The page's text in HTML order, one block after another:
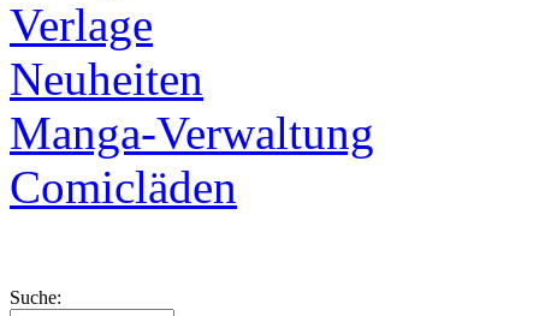
Verlage
Neuheiten
Manga-Verwaltung
Comicläden
Suche: